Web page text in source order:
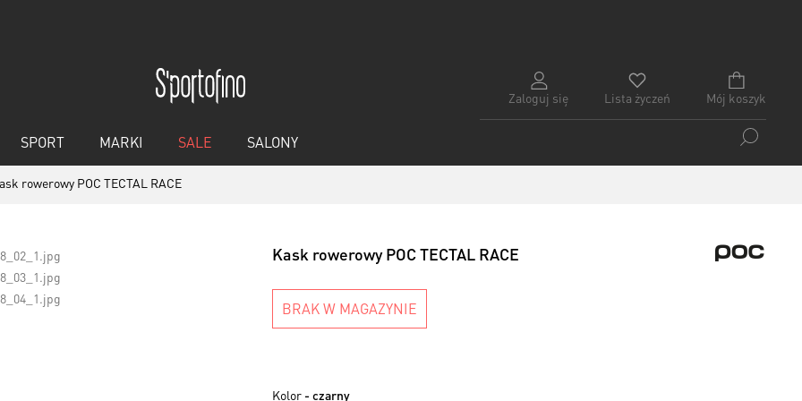
Zaloguj się Mój koszyk
Lista życzeń
SPORT MARKI SALE SALONY
rowerowy POC TECTAL RACE
Kask rowerowy POC TECTAL RACE
BRAK W MAGAZYNIE
Kolor - czarny